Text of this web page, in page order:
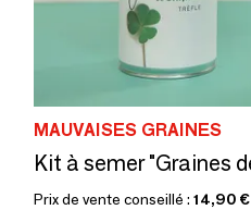
MAUVAISES GRAINES
Prix de vente conseillé : 14,90 €